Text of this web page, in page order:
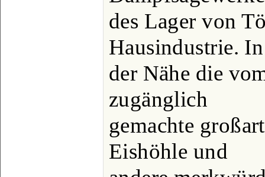
des Lager von
Hausindustrie. In
der Nähe die
zugänglich
gemachte
Eishöhle und